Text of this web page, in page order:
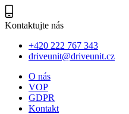
Kontaktujte nás
+420 222 767 343
driveunit@driveunit.cz
O nás
VOP
GDPR
Kontakt